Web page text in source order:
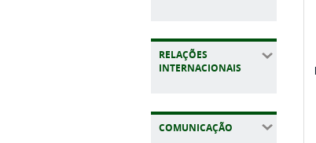
RELAÇÕES
INTERNACIONAIS
COMUNICAÇÃO